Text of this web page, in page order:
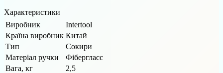
Характеристики
Виробник
Intertool
Країна виробник Китай
Тип
Сокири
Матеріал ручки
Фібергласс
Вага, кг
2,5